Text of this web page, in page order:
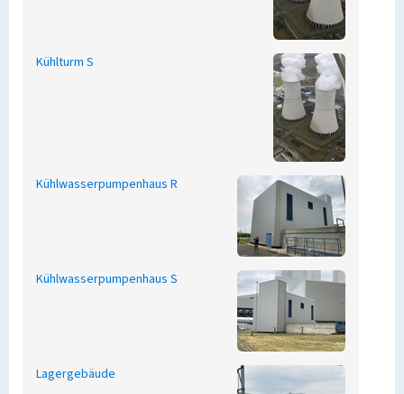
Kühlturm S
Kühlwasserpumpenhaus R
Kühlwasserpumpenhaus S
Lagergebäude